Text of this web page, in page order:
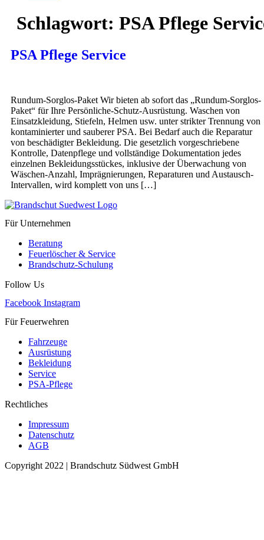
Schlagwort: PSA Pflege
PSA Pflege Service
Rundum-Sorglos-Paket Wir bieten ab sofort das „Rundum-Sorglos-
Paket“ für Ihre Persönliche-Schutz-Ausrüstung. Waschen von
Einsatzkleidung, Stiefeln, Helmen usw. unter strikter Trennung von
kontaminierter und sauberer PSA. Bei Bedarf auch die Reparatur
von beschädigter Bekleidung. Die gesetzlich vorgeschriebene
Kontrolle, Datenpflege und vollständige Dokumentation jedes
einzelnen Bekleidungsstückes, inklusive der Überwachung von
Wäschen-Anzahl, Imprägnierungen, Reparaturen und Austausch-
Intervallen, wird komplett von uns […]
Für Unternehmen
Beratung
Feuerlöscher & Service
Brandschutz-Schulung
Follow Us
Facebook Instagram
Für Feuerwehren
Fahrzeuge
Ausrüstung
Bekleidung
Service
PSA-Pflege
Rechtliches
Impressum
Datenschutz
AGB
Copyright 2022 | Brandschutz Südwest GmbH